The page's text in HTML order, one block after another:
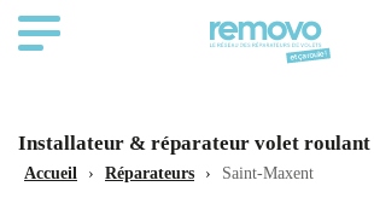
Installateur & réparateur volet roulant
Accueil › Réparateurs › Saint-Maxent